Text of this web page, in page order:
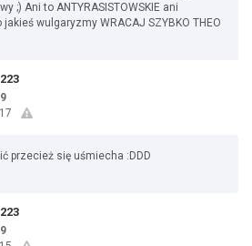
;) Ani to ANTYRASISTOWSKIE ani
wulgaryzmy WRACAJ SZYBKO THEO
przecież się uśmiecha :DDD